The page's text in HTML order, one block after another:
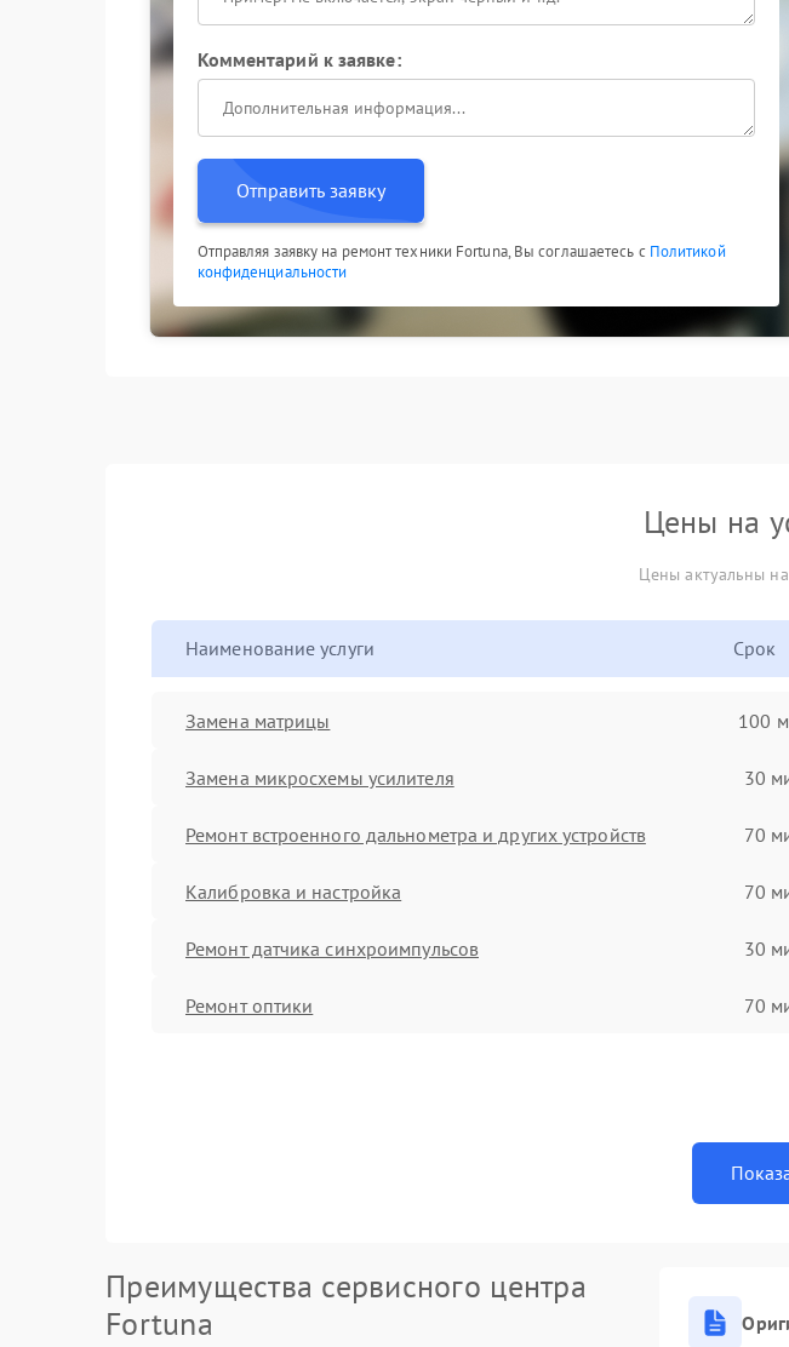
Комментарий к заявке:
Отправить заявку
Отправляя заявку на ремонт техники Fortuna, Вы соглашаетесь с Политикой
конфиденциальности
Цены на
Цены актуальны
Наименование услуги Срок
Замена матрицы 100
Замена микросхемы усилителя 30
Ремонт встроенного дальнометра и других устройств 70
Калибровка и настройка 70
Ремонт датчика синхроимпульсов 30
Ремонт оптики 70
Преимущества сервисного центра
Fortuna